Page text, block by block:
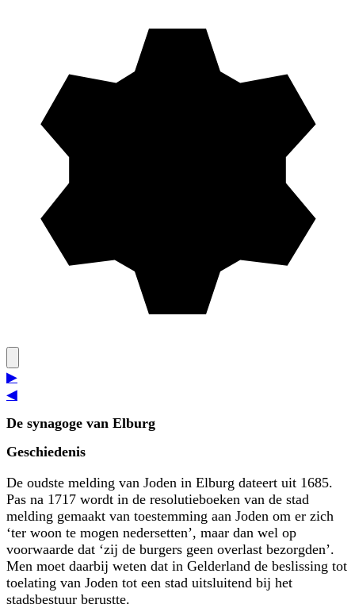
▶
◀
De synagoge van Elburg
Geschiedenis
De oudste melding van Joden in Elburg dateert uit 1685.
Pas na 1717 wordt in de resolutieboeken van de stad
melding gemaakt van toestemming aan Joden om er zich
‘ter woon te mogen nedersetten’, maar dan wel op
voorwaarde dat ‘zij de burgers geen overlast bezorgden’.
Men moet daarbij weten dat in Gelderland de beslissing tot
toelating van Joden tot een stad uitsluitend bij het
stadsbestuur berustte.